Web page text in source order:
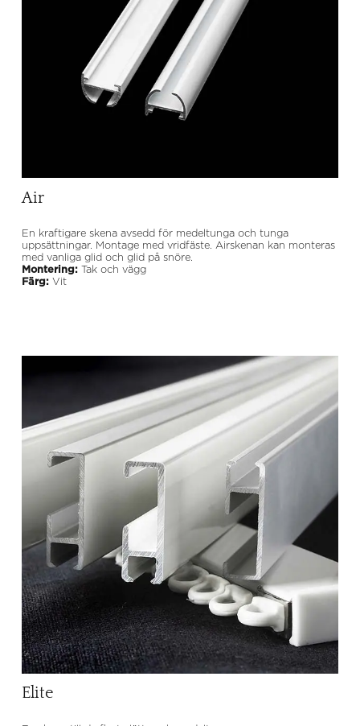
Air
En kraftigare skena avsedd för medeltunga och tunga
uppsättningar. Montage med vridfäste. Airskenan kan monteras
med vanliga glid och glid på snöre.
Montering:Tak och vägg
Färg:Vit
Elite